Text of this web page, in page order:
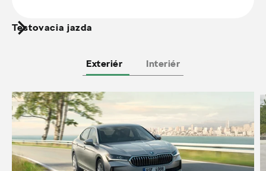
Testovacia jazda
Exteriér Interiér